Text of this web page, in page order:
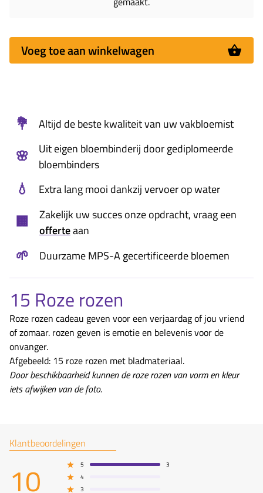
Voeg toe aan winkelwagen
💐 Altijd de beste kwaliteit van uw vakbloemist
🌸
Uit eigen bloembinderij door gediplomeerde
bloembinders
💧 Extra lang mooi dankzij vervoer op water
🏢
Zakelijk uw succes onze opdracht, vraag een
offerteaan
🌱 Duurzame MPS-A gecertificeerde bloemen
15 Roze rozen
Roze rozen cadeau geven voor een verjaardag of jou vriend
of zomaar. rozen geven is emotie en belevenis voor de
onvanger.
Afgebeeld: 15 roze rozen met bladmateriaal.
Door beschikbaarheid kunnen de roze rozen van vorm en kleur
iets afwijken van de foto.
Klantbeoordelingen
10 5
3
4
3